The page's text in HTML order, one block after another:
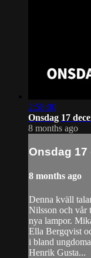
2:58:00
Onsdag 17
8 months ago
Onsdag 17
8 months ago
Denna kväll
Nilsson och vår
nya lampor.
Ella Bergqvist
i bland
Henrik Gusta...